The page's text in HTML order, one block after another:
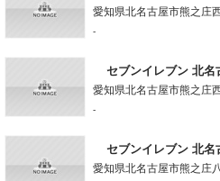
愛知県北名古屋市熊之庄
-
セブンイレブン 北名
愛知県北名古屋市熊之庄
-
セブンイレブン 北名
愛知県北名古屋市熊之庄